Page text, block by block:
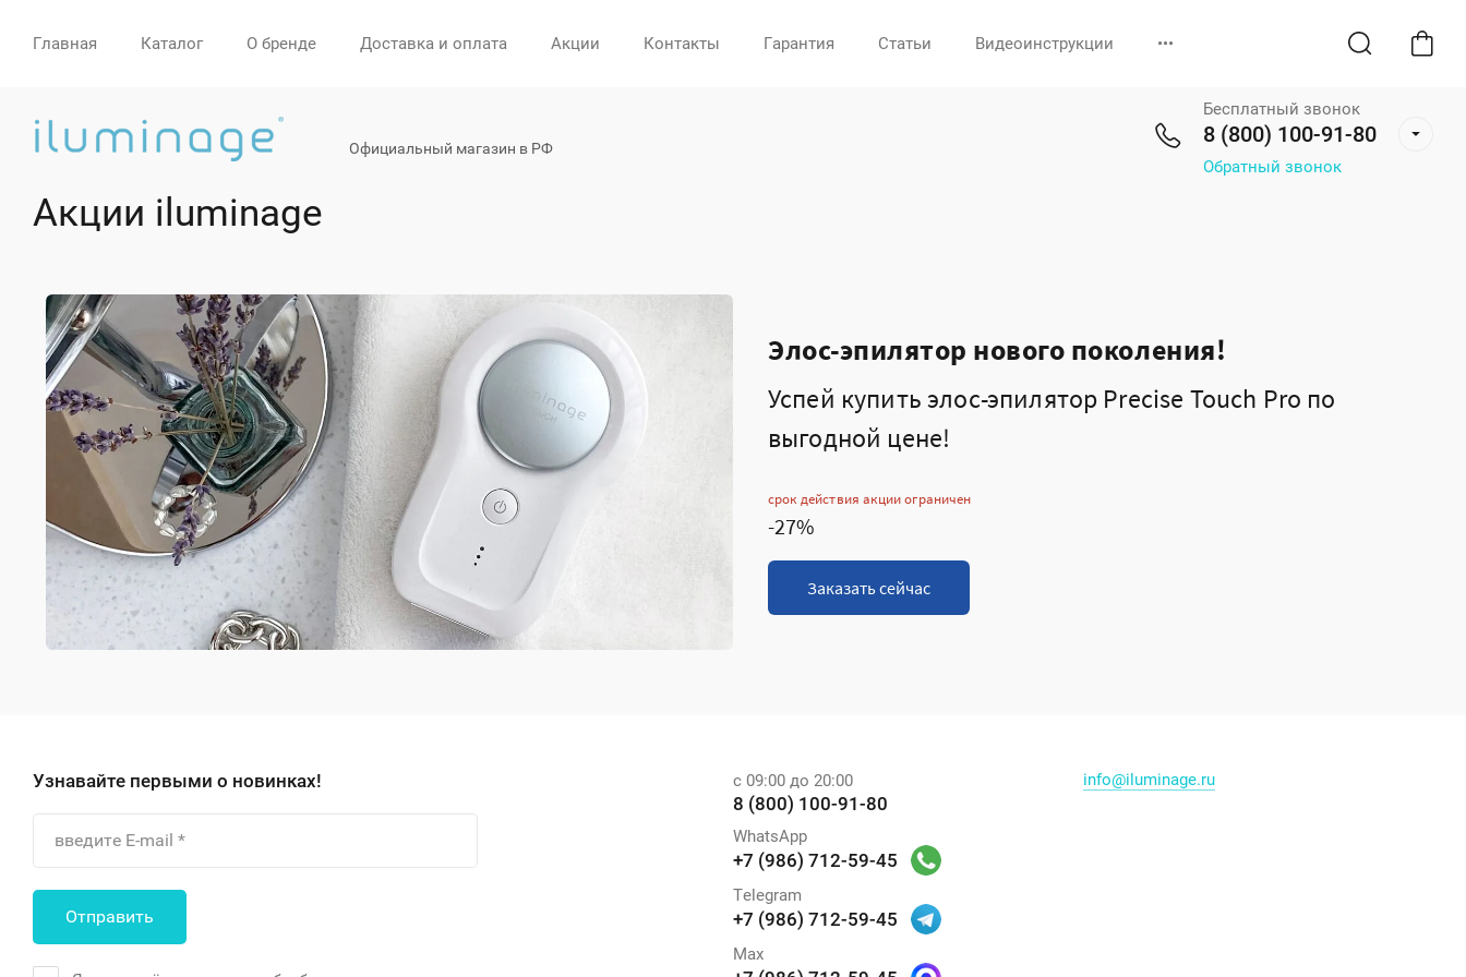
Главная Каталог О бренде Доставка и оплата Акции Контакты Гарантия Статьи Видеоинструкции •••
Официальный магазин в РФ
Бесплатный звонок
8 (800) 100-91-80
Обратный звонок
Акции iluminage
Элос-эпилятор нового поколения!
Успей купить элос-эпилятор Precise Touch Pro по
выгодной цене!
срок действия акции ограничен
-27%
Заказать сейчас
Узнавайте первыми о новинках!
Отправить
с 09:00 до 20:00
8 (800) 100-91-80
WhatsApp
+7 (986) 712-59-45
Telegram
+7 (986) 712-59-45
Max
info@iluminage.ru